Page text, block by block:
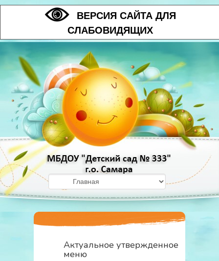
ВЕРСИЯ САЙТА ДЛЯ
СЛАБОВИДЯЩИХ
Актуальное утвержденное
меню